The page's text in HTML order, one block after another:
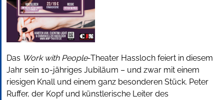
Das Work with People-Theater Hassloch feiert in diesem
Jahr sein 10-jähriges Jubiläum – und zwar mit einem
riesigen Knall und einem ganz besonderen Stück. Peter
Ruffer, der Kopf und künstlerische Leiter des